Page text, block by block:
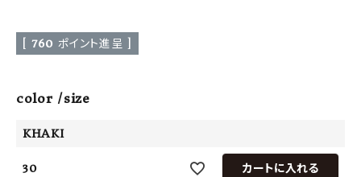
[ 760 ポイント進呈 ]
color size
KHAKI
30 カートに入れる